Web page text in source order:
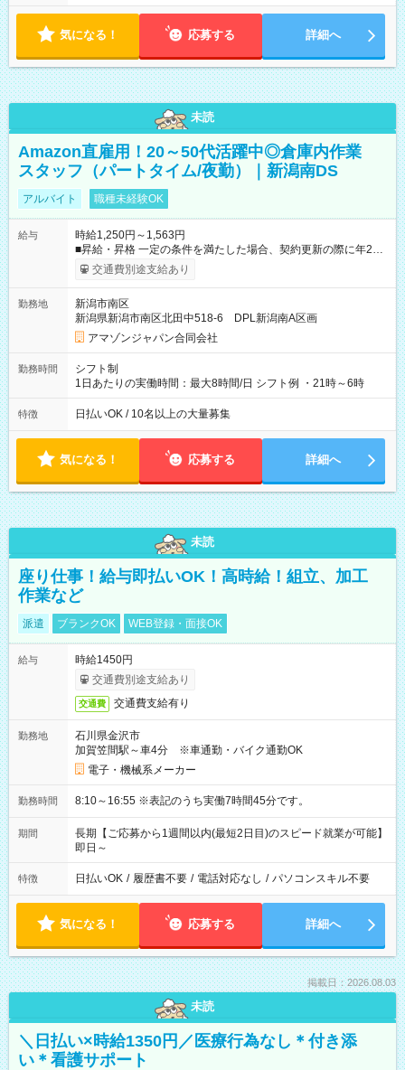
気になる！ 応募する 詳細へ
未読
Amazon直雇用！20～50代活躍中◎倉庫内作業
スタッフ（パートタイム/夜勤）｜新潟南DS
アルバイト 職種未経験OK
給与
時給1,250円～1,563円
■昇給・昇格 一定の条件を満たした場合、契約更新の際に年2回
まで昇給の機会があります。 ■正社員登用制度あり ※月末締/翌
月25日支払い ※時間外手当、別途支給 ※深夜割増賃金 (22:00～
☆Amazon直雇用で安定して働けます！ 【試用期間】試用期間
あり 試用期間の長さ：1週間 雇用形態、給与は本採用時と同じ
です。
交通費別途支給あり
勤務地
新潟市南区
新潟県新潟市南区北田中518-6 DPL新潟南A区画
アマゾンジャパン合同会社
勤務時間
シフト制
1日あたりの実働時間：最大8時間/日 シフト例 ・21時～6時
特徴 日払いOK / 10名以上の大量募集
気になる！ 応募する 詳細へ
未読
座り仕事！給与即払いOK！高時給！組立、加工
作業など
派遣 ブランクOK WEB登録・面接OK
給与
時給1450円
交通費別途支給あり
交通費 交通費支給有り
勤務地
石川県金沢市
加賀笠間駅～車4分 ※車通勤・バイク通勤OK
電子・機械系メーカー
勤務時間 8:10～16:55 ※表記のうち実働7時間45分です。
期間
長期【ご応募から1週間以内(最短2日目)のスピード就業が可能】
即日～
特徴 日払いOK / 履歴書不要 / 電話対応なし / パソコンスキル不要
気になる！ 応募する 詳細へ
掲載日：2026.08.03
未読
＼日払い×時給1350円／医療行為なし＊付き添
い＊看護サポート